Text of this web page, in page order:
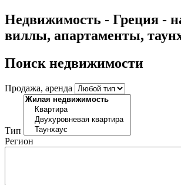
Недвижимость - Греция -
виллы, апартаменты,
Поиск недвижимости
Продажа, аренда
Тип
Регион